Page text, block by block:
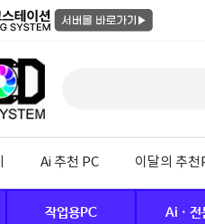
Ai 추천 PC 이달의 추천
작업용PC Ai · 전